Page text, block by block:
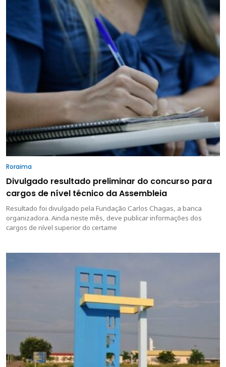
Roraima
Divulgado resultado preliminar do concurso para
cargos de nível técnico da Assembleia
Resultado foi divulgado pela Fundação Carlos Chagas, a banca
organizadora. Ainda neste mês, deve publicar informações dos
cargos de nível superior do certame